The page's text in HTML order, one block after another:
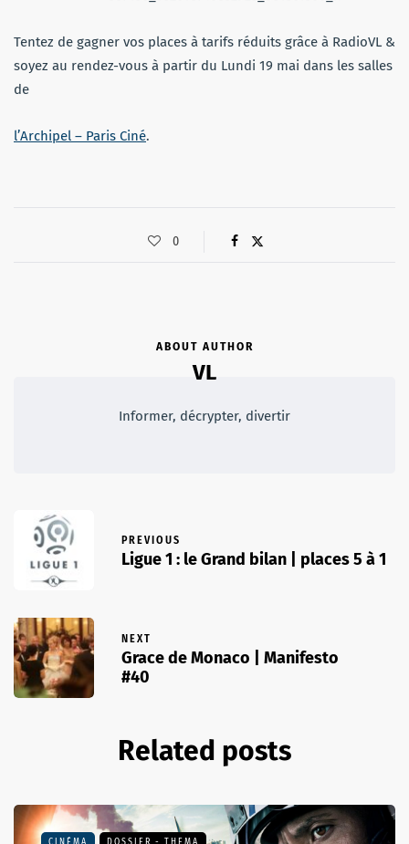
Tentez de gagner vos places à tarifs réduits grâce à RadioVL &
soyez au rendez-vous à partir du Lundi 19 mai dans les salles
de
l’Archipel – Paris Ciné.
0
ABOUT AUTHOR
VL
Informer, décrypter, divertir
PREVIOUS
Ligue 1 : le Grand bilan | places 5 à 1
NEXT
Grace de Monaco | Manifesto
#40
Related posts